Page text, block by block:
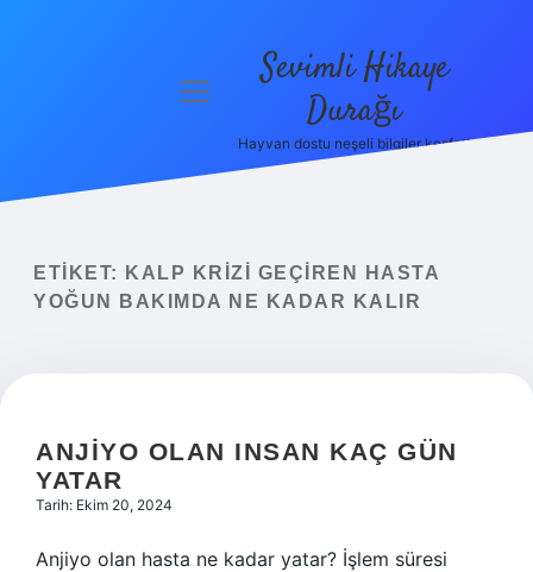
Yasal Uyarı
menüyü
Sevimli Hikaye
Durağı
Hayvan dostu neşeli bilgiler keşfet!
ETIKET:
KALP KRIZI GEÇIREN HASTA
YOĞUN BAKIMDA NE KADAR KALIR
ANJIYO OLAN INSAN KAÇ GÜN
YATAR
Tarih: Ekim 20, 2024
Anjiyo olan hasta ne kadar yatar? İşlem süresi